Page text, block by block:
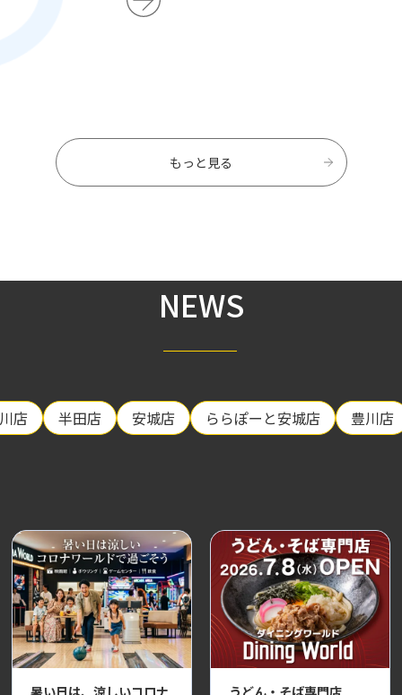
もっと見る
NEWS
店 半田店 安城店 ららぽーと安城店 豊川店
暑い日は、涼しいコロナ うどん・そば専門店